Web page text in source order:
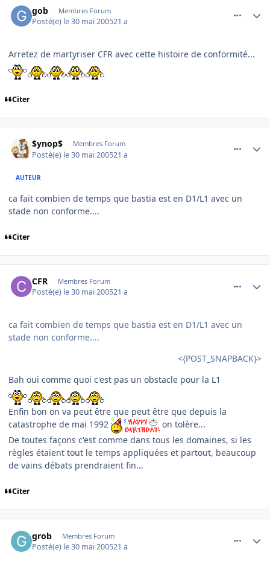
gob Membres Forum
Posté(e) le 30 mai 200521 a
Arretez de martyriser CFR avec cette histoire de conformité...
Citer
$ynop$ Membres Forum
Posté(e) le 30 mai 200521 a
AUTEUR
ca fait combien de temps que bastia est en D1/L1 avec un
stade non conforme....
Citer
CFR Membres Forum
Posté(e) le 30 mai 200521 a
ca fait combien de temps que bastia est en D1/L1 avec un
stade non conforme....
<{POST_SNAPBACK}>
Bah oui comme quoi c'est pas un obstacle pour la L1
Enfin bon on va peut être que peut être que depuis la
catastrophe de mai 1992
on tolère...
De toutes façons c'est comme dans tous les domaines, si les
règles étaient tout le temps appliquées et partout, beaucoup
de vains débats prendraient fin...
Citer
grob Membres Forum
Posté(e) le 30 mai 200521 a